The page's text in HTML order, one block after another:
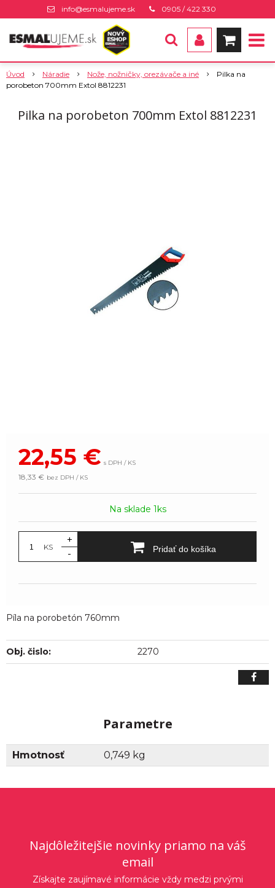
info@esmalujeme.sk 0905 / 422 330
Úvod Náradie Nože, nožničky, orezávače a iné
Pilka na
porobeton 700mm Extol 8812231
Pilka na porobeton 700mm Extol 8812231
22,55 € s DPH / KS
18,33 € bez DPH / KS
Na sklade 1ks
KS
+
-
Pridať do košíka
Píla na porobetón 760mm
Obj. čislo: 2270
Parametre
Hmotnosť 0,749 kg
Najdôležitejšie novinky priamo na váš
email
Získajte zaujímavé informácie vždy medzi prvými